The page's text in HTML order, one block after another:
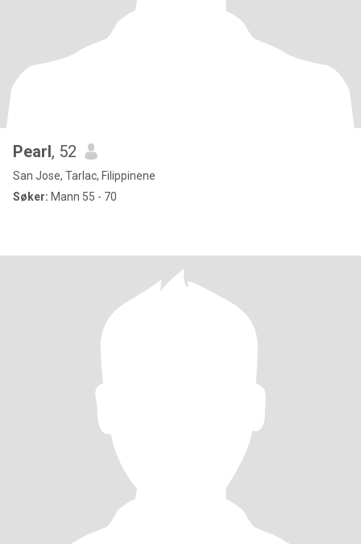
Pearl, 52
San Jose, Tarlac, Filippinene
Søker: Mann 55 - 70